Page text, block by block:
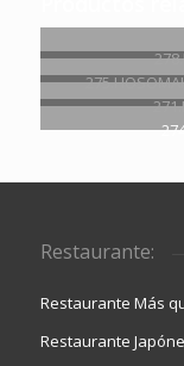
Restaurante:
Restaurante Más
Restaurante